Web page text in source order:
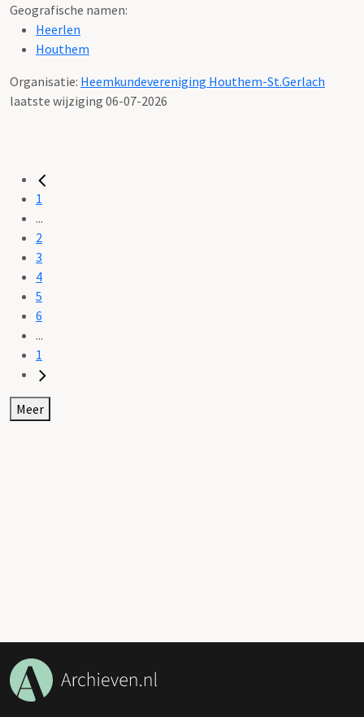
Geografische namen:
Heerlen
Houthem
Organisatie: Heemkundevereniging Houthem-St.Gerlach
laatste wijziging 06-07-2026
1
...
2
3
4
5
6
...
1
Meer